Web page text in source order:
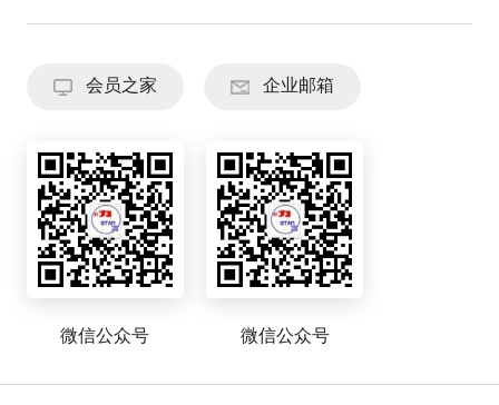
会员之家 企业邮箱
微信公众号 微信公众号